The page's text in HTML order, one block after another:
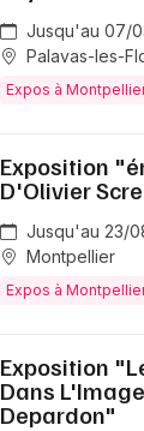
Jusqu'au 07/
Palavas-les-
Expos à
Exposition
D'Olivier
Jusqu'au 23/
Montpellier
Expos à
Exposition
Dans
Depardon"